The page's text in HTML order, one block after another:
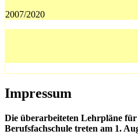
2007/2020
Impressum
Die überarbeiteten Lehrpläne
Berufsfachschule treten am 1.